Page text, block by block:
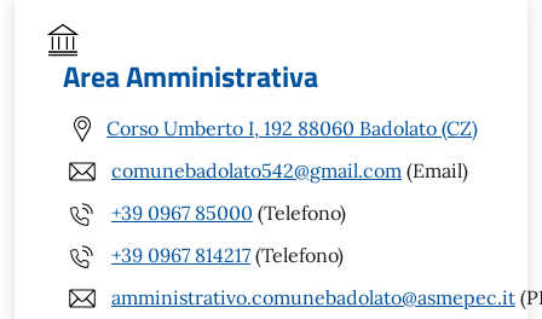
Area Amministrativa
Corso Umberto I, 192 88060 Badolato (CZ)
comunebadolato542@gmail.com (Email)
+39 0967 85000 (Telefono)
+39 0967 814217 (Telefono)
amministrativo.comunebadolato@asmepec.it